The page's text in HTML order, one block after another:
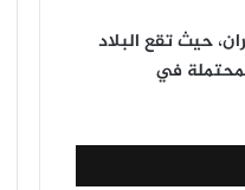
حيث تقع البلاد
في